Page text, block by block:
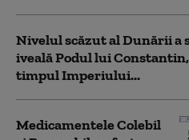
Nivelul scăzut al Dunării a
iveală Podul lui
timpul Imperiului...
Medicamentele Colebil